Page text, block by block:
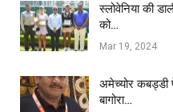
स्लोवेनिया की
को…
Mar 19, 2024
अमेच्योर
बागोरा…